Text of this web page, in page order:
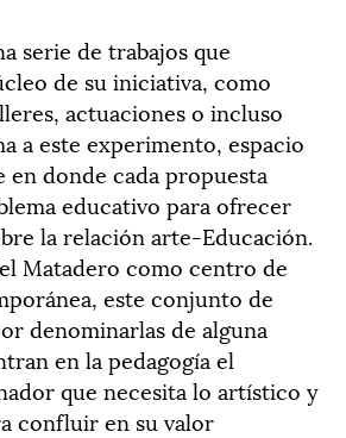
serie de trabajos que
de su iniciativa, como
actuaciones o incluso
a este experimento, espacio
en donde cada propuesta
educativo para ofrecer
la relación arte-Educación.
Matadero como centro de
este conjunto de
denominarlas de alguna
en la pedagogía el
que necesita lo artístico y
confluir en su valor